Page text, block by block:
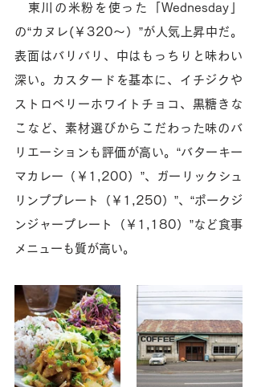
東川の米粉を使った「Wednesday」
の“カヌレ(￥320〜）”が人気上昇中だ。
表面はバリバリ、中はもっちりと味わい
深い。カスタードを基本に、イチジクや
ストロベリーホワイトチョコ、黒糖きな
こなど、素材選びからこだわった味のバ
リエーションも評価が高い。“バターキー
マカレー（￥1,200）”、ガーリックシュ
リンププレート（￥1,250）”、“ポークジ
ンジャープレート（￥1,180）”など食事
メニューも質が高い。